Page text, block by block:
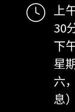
上
30
下
星
六
息）